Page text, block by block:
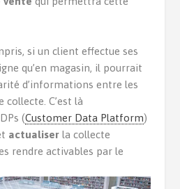
si un client effectue ses
qu’en magasin, il pourrait
d’informations entre les
C’est là
(Customer Data Platform)
actualiser la collecte
rendre activables par le